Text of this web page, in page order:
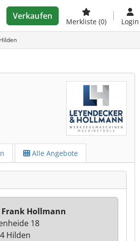
Verkaufen
Merkliste (0) Login
Alle Angebote
Hollmann
18
Hilden